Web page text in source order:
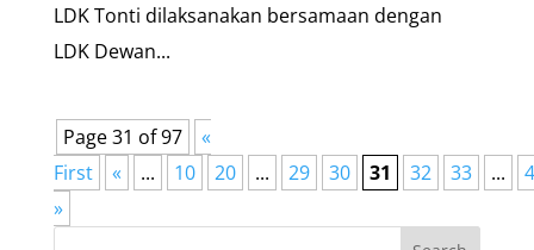
LDK Tonti dilaksanakan bersamaan dengan
LDK Dewan...
Page 31 of 97
«
First
« ... 10 20 ... 29 30 31 32 33 ...
»